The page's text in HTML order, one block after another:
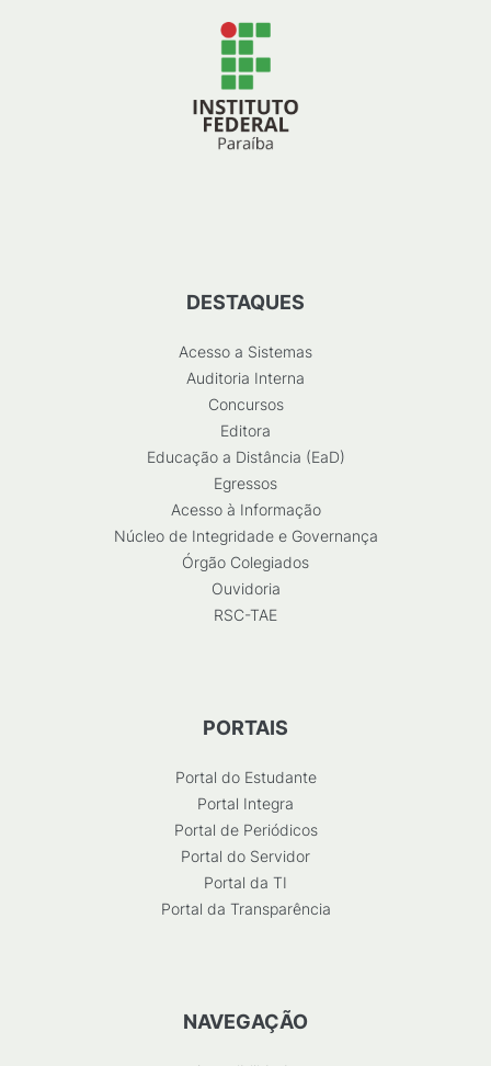
DESTAQUES
Acesso a Sistemas
Auditoria Interna
Concursos
Editora
Educação a Distância (EaD)
Egressos
Acesso à Informação
Núcleo de Integridade e Governança
Órgão Colegiados
Ouvidoria
RSC-TAE
PORTAIS
Portal do Estudante
Portal Integra
Portal de Periódicos
Portal do Servidor
Portal da TI
Portal da Transparência
NAVEGAÇÃO